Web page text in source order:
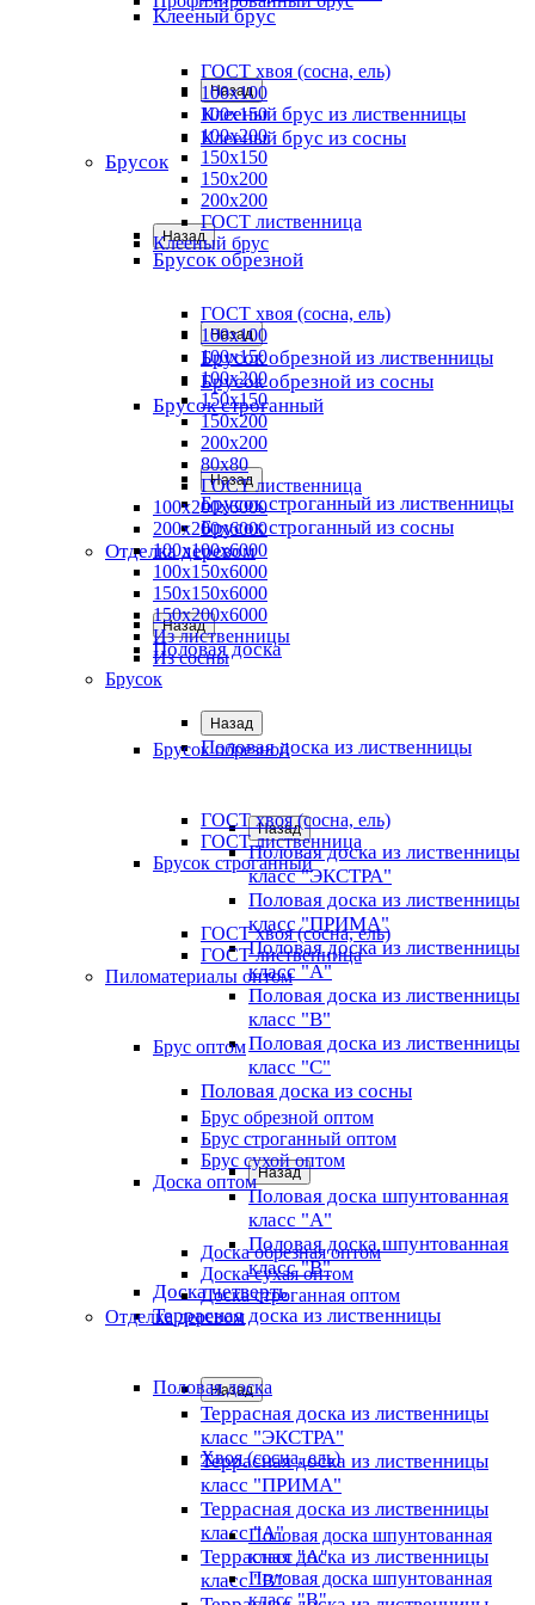
Клееный брус
Назад
Клееный брус из лиственницы
Клееный брус из сосны
Брусок
Назад
Брусок обрезной
Назад
Брусок обрезной из лиственницы
Брусок обрезной из сосны
Брусок строганный
Назад
Брусок строганный из лиственницы
Брусок строганный из сосны
Отделка деревом
Назад
Половая доска
Назад
Половая доска из лиственницы
Назад
Половая доска из лиственницы
класс "ЭКСТРА"
Половая доска из лиственницы
класс "ПРИМА"
Половая доска из лиственницы
класс "А"
Половая доска из лиственницы
класс "B"
Половая доска из лиственницы
класс "C"
Половая доска из сосны
Назад
Половая доска шпунтованная
класс "А"
Половая доска шпунтованная
класс "B"
Доска четверть
Террасная доска из лиственницы
Назад
Террасная доска из лиственницы
класс "ЭКСТРА"
Террасная доска из лиственницы
класс "ПРИМА"
Террасная доска из лиственницы
класс "А"
Террасная доска из лиственницы
класс "B"
ГОСТ хвоя (сосна, ель)
100x100
100x150
100x200
150x150
150x200
200x200
ГОСТ лиственница
Клееный брус
ГОСТ хвоя (сосна, ель)
100x100
100x150
100x200
150x150
150x200
200x200
80х80
ГОСТ лиственница
100х200х6000
200х200х6000
100х100х6000
100х150х6000
150х150х6000
150х200х6000
Из лиственницы
Из сосны
Брусок
Брусок обрезной
ГОСТ хвоя (сосна, ель)
ГОСТ лиственница
Брусок строганный
ГОСТ хвоя (сосна, ель)
ГОСТ лиственница
Пиломатериалы оптом
Брус оптом
Брус обрезной оптом
Брус строганный оптом
Брус сухой оптом
Доска оптом
Доска обрезная оптом
Доска сухая оптом
Доска строганная оптом
Отделка деревом
Половая доска
Хвоя (сосна, ель)
Половая доска шпунтованная
класс "А"
Половая доска шпунтованная
класс "B"